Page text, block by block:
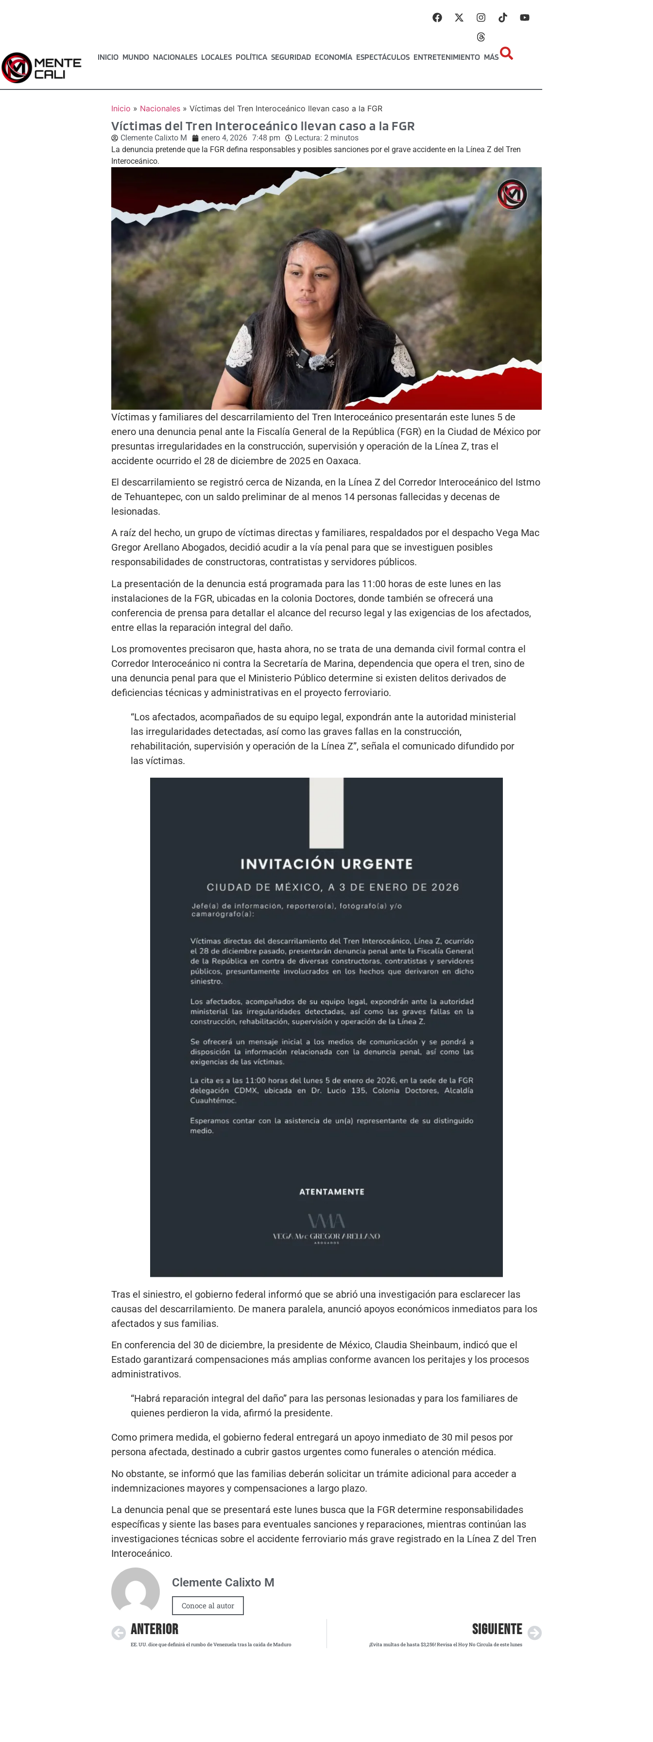
INICIO MUNDO NACIONALES LOCALES POLÍTICA SEGURIDAD ECONOMÍA ESPECTÁCULOS ENTRETENIMIENTO MÁS
Inicio » Nacionales» Víctimas del Tren Interoceánico llevan caso a la FGR
Víctimas del Tren Interoceánico llevan caso a la FGR
Clemente Calixto M enero 4, 2026 7:48 pm Lectura: 2 minutos
La denuncia pretende que la FGR defina responsables y posibles sanciones por el grave accidente en la Línea Z del Tren
Interoceánico.
Víctimas y familiares del descarrilamiento del Tren Interoceánico presentarán este lunes 5 de
enero una denuncia penal ante la Fiscalía General de la República (FGR) en la Ciudad de México por
presuntas irregularidades en la construcción, supervisión y operación de la Línea Z, tras el
accidente ocurrido el 28 de diciembre de 2025 en Oaxaca.
El descarrilamiento se registró cerca de Nizanda, en la Línea Z del Corredor Interoceánico del Istmo
de Tehuantepec, con un saldo preliminar de al menos 14 personas fallecidas y decenas de
lesionadas.
A raíz del hecho, un grupo de víctimas directas y familiares, respaldados por el despacho Vega Mac
Gregor Arellano Abogados, decidió acudir a la vía penal para que se investiguen posibles
responsabilidades de constructoras, contratistas y servidores públicos.
La presentación de la denuncia está programada para las 11:00 horas de este lunes en las
instalaciones de la FGR, ubicadas en la colonia Doctores, donde también se ofrecerá una
conferencia de prensa para detallar el alcance del recurso legal y las exigencias de los afectados,
entre ellas la reparación integral del daño.
Los promoventes precisaron que, hasta ahora, no se trata de una demanda civil formal contra el
Corredor Interoceánico ni contra la Secretaría de Marina, dependencia que opera el tren, sino de
una denuncia penal para que el Ministerio Público determine si existen delitos derivados de
deficiencias técnicas y administrativas en el proyecto ferroviario.
“Los afectados, acompañados de su equipo legal, expondrán ante la autoridad ministerial
las irregularidades detectadas, así como las graves fallas en la construcción,
rehabilitación, supervisión y operación de la Línea Z”, señala el comunicado difundido por
las víctimas.
Tras el siniestro, el gobierno federal informó que se abrió una investigación para esclarecer las
causas del descarrilamiento. De manera paralela, anunció apoyos económicos inmediatos para los
afectados y sus familias.
En conferencia del 30 de diciembre, la presidente de México, Claudia Sheinbaum, indicó que el
Estado garantizará compensaciones más amplias conforme avancen los peritajes y los procesos
administrativos.
“Habrá reparación integral del daño” para las personas lesionadas y para los familiares de
quienes perdieron la vida, afirmó la presidente.
Como primera medida, el gobierno federal entregará un apoyo inmediato de 30 mil pesos por
persona afectada, destinado a cubrir gastos urgentes como funerales o atención médica.
No obstante, se informó que las familias deberán solicitar un trámite adicional para acceder a
indemnizaciones mayores y compensaciones a largo plazo.
La denuncia penal que se presentará este lunes busca que la FGR determine responsabilidades
específicas y siente las bases para eventuales sanciones y reparaciones, mientras continúan las
investigaciones técnicas sobre el accidente ferroviario más grave registrado en la Línea Z del Tren
Interoceánico.
Clemente Calixto M
Conoce al autor
ANTERIOR
EE. UU. dice que definirá el rumbo de Venezuela tras la caída de Maduro
SIGUIENTE
¡Evita multas de hasta $3,256! Revisa el Hoy No Circula de este lunes